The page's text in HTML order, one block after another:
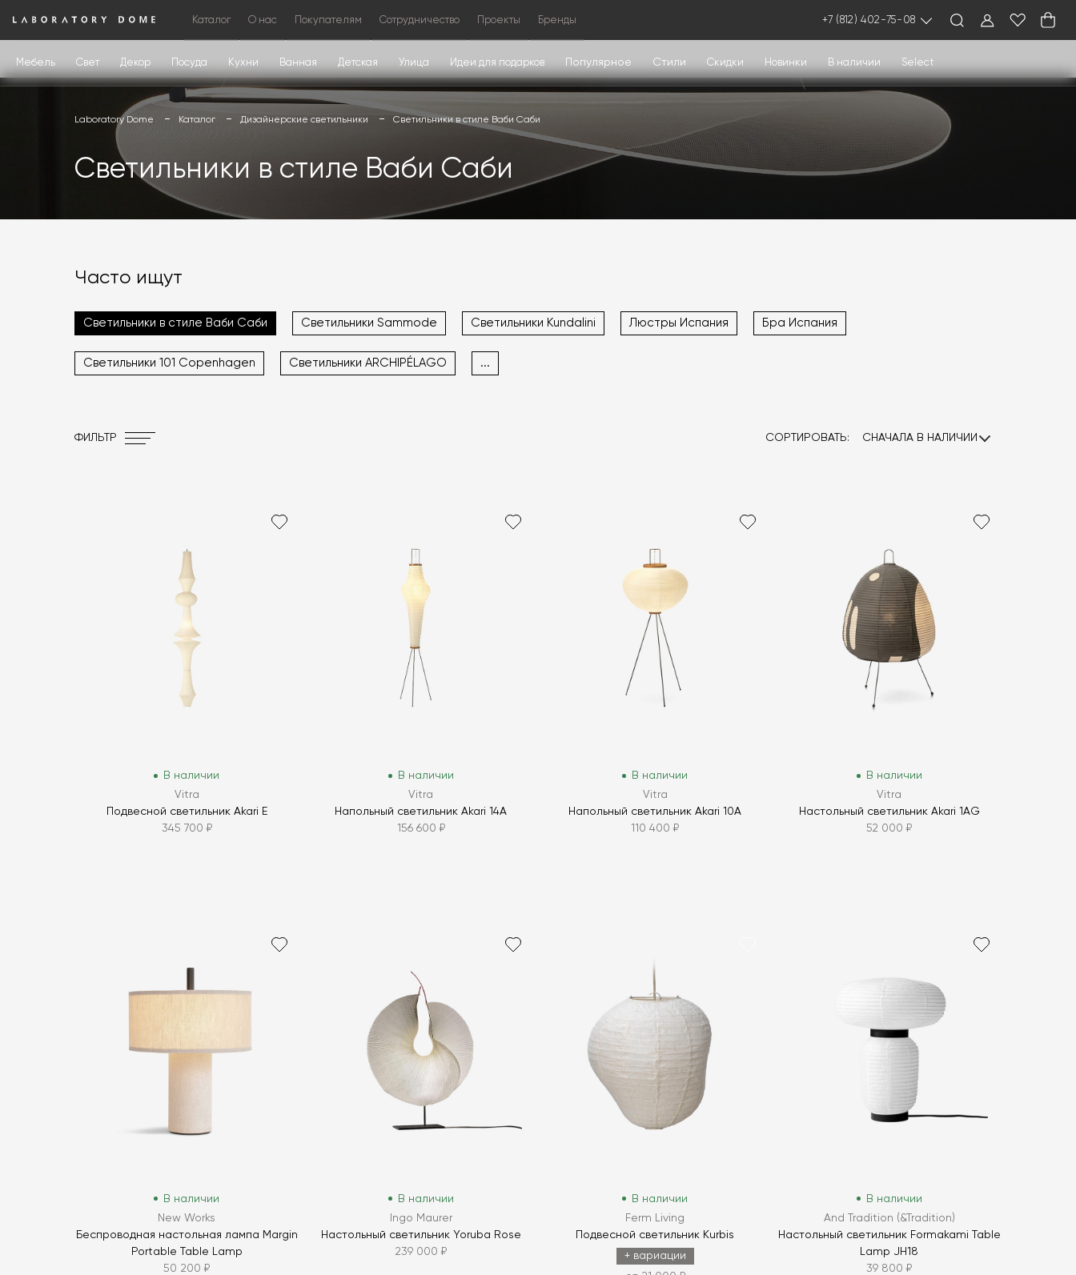
Каталог О нас Покупателям Сотрудничество Проекты Бренды +7 (812) 402-75-08
Мебель Свет Декор Посуда Кухни Ванная Детская Улица Идеи для подарков Популярное Стили Скидки Новинки В наличии Select
Laboratory Dome Каталог Дизайнерские светильники Светильники в стиле Ваби Саби
Светильники в стиле Ваби Саби
Часто ищут
Светильники Sammode Светильники Kundalini Люстры Испания Бра Испания
Светильники 101 Copenhagen Светильники ARCHIPÉLAGO
Светильники в стиле Ваби Саби
...
ФИЛЬТР СОРТИРОВАТЬ: СНАЧАЛА В НАЛИЧИИ
В наличии
Vitra
Подвесной светильник Akari E
345 700 ₽
В наличии
Vitra
Напольный светильник Akari 14A
156 600 ₽
В наличии
Vitra
Напольный светильник Akari 10A
110 400 ₽
В наличии
Vitra
Настольный светильник Akari 1AG
52 000 ₽
В наличии
New Works
Беспроводная настольная лампа Margin
Portable Table Lamp
50 200 ₽
В наличии
Ingo Maurer
Настольный светильник Yoruba Rose
239 000 ₽
В наличии
Ferm Living
Подвесной светильник Kurbis
+ вариации
В наличии
And Tradition (&Tradition)
Настольный светильник Formakami Table
Lamp JH18
39 800 ₽